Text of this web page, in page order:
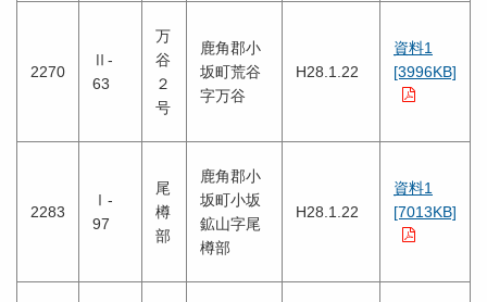
2270
Ⅱ-
63
万
谷
２
号
鹿角郡小
坂町荒谷
字万谷
H28.1.22
資料1
[3996KB]
2283
Ⅰ-
97
尾
樽
部
鹿角郡小
坂町小坂
鉱山字尾
樽部
H28.1.22
資料1
[7013KB]